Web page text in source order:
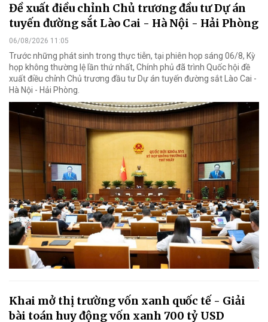
Đề xuất điều chỉnh Chủ trương đầu tư Dự án
tuyến đường sắt Lào Cai - Hà Nội - Hải Phòng
06/08/2026 11:05
Trước những phát sinh trong thực tiễn, tại phiên họp sáng 06/8, Kỳ
họp không thường lệ lần thứ nhất, Chính phủ đã trình Quốc hội đề
xuất điều chỉnh Chủ trương đầu tư Dự án tuyến đường sắt Lào Cai -
Hà Nội - Hải Phòng.
Khai mở thị trường vốn xanh quốc tế - Giải
bài toán huy động vốn xanh 700 tỷ USD